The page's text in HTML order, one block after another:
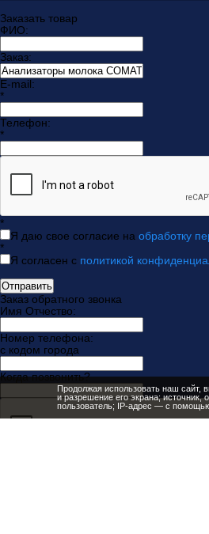
Заказать товар
ФИО:
Заказ:
E-mail:
*
Телефон:
*
*
Я даю свое согласие на обработку
*
Я согласен с политикой
Отправить
Заказ обратного звонка
Имя Отчество:
Номер телефона:
с кодом города
Когда позвонить?
Продолжая использовать наш сайт,
и разрешение его экрана; источник,
пользователь; IP-адрес — с помощью